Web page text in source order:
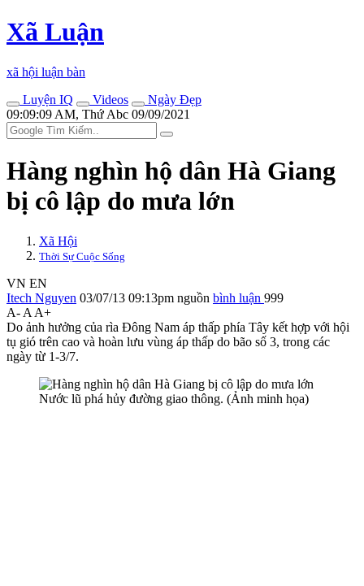
Xã Luận
xã hội luận bàn
Luyện IQ
Videos
Ngày Đẹp
09:09:09 AM, Thứ Abc 09/09/2021
Hàng nghìn hộ dân Hà Giang
bị cô lập do mưa lớn
Xã Hội
Thời Sự Cuộc Sống
VN EN
Itech Nguyen 03/07/13 09:13pm nguồn bình luận 999
A- A A+
Do ảnh hưởng của rìa Đông Nam áp thấp phía Tây kết hợp với hội
tụ gió trên cao và hoàn lưu vùng áp thấp do bão số 3, trong các
ngày từ 1-3/7.
Nước lũ phá hủy đường giao thông. (Ảnh minh họa)